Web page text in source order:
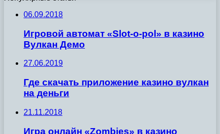
06.09.2018
Игровой автомат «Slot-o-pol» в казино
Вулкан Демо
27.06.2019
Где скачать приложение казино вулкан
на деньги
21.11.2018
Игра онлайн «Zombies» в казино